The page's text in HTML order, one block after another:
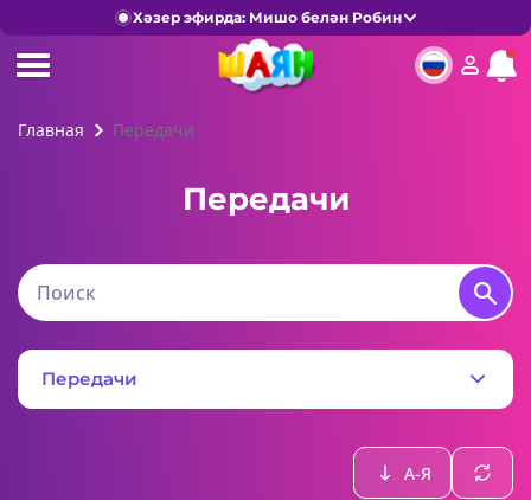
Хәзер эфирда: Мишо белән Робин
Главная Передачи
Передачи
Передачи
А-Я